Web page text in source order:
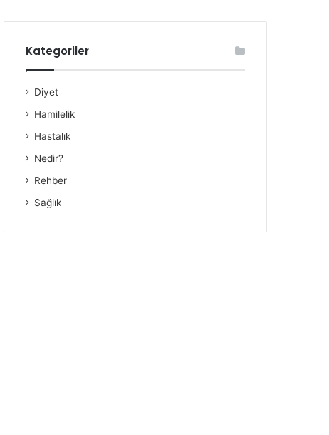
Kategoriler
Diyet
Hamilelik
Hastalık
Nedir?
Rehber
Sağlık